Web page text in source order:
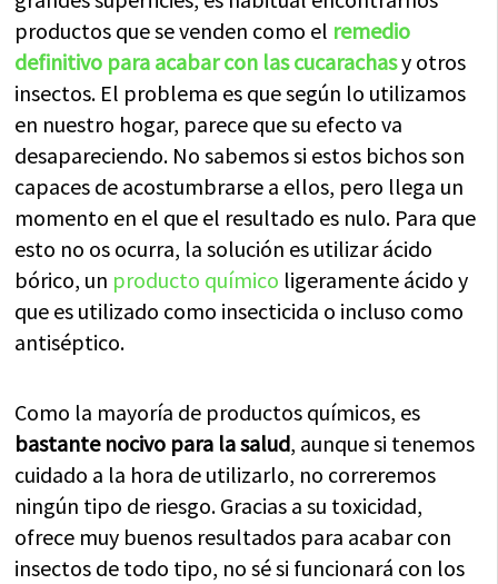
productos que se venden como el remedio
definitivo para acabar con las cucarachasy otros
insectos. El problema es que según lo utilizamos
en nuestro hogar, parece que su efecto va
desapareciendo. No sabemos si estos bichos son
capaces de acostumbrarse a ellos, pero llega un
momento en el que el resultado es nulo. Para que
esto no os ocurra, la solución es utilizar ácido
bórico, un producto químico ligeramente ácido y
que es utilizado como insecticida o incluso como
antiséptico.
Como la mayoría de productos químicos, es
bastante nocivo para la salud, aunque si tenemos
cuidado a la hora de utilizarlo, no correremos
ningún tipo de riesgo. Gracias a su toxicidad,
ofrece muy buenos resultados para acabar con
insectos de todo tipo, no sé si funcionará con los